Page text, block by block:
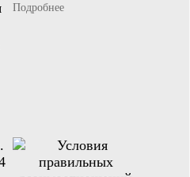
Подробнее